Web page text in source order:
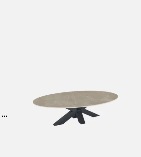
Marrone Extra Sorella Ovaal